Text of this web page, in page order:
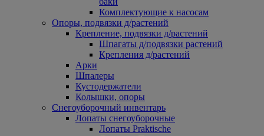
Комплектующие к насосам
Опоры, подвязки д/растений
Крепление, подвязки д/растений
Шпагаты д/подвязки растений
Крепления д/растений
Арки
Шпалеры
Кустодержатели
Колышки, опоры
Снегоуборочный инвентарь
Лопаты снегоуборочные
Лопаты Praktische